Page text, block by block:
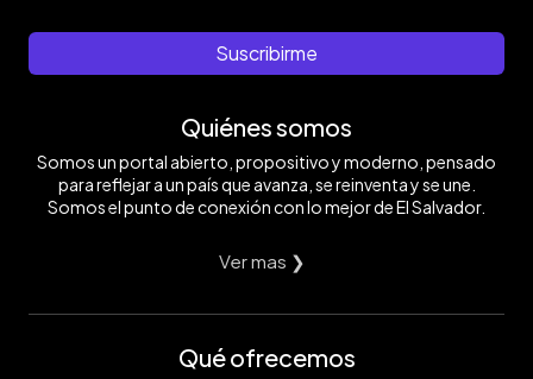
Suscribirme
Quiénes somos
Somos un portal abierto, propositivo y moderno, pensado
para reflejar a un país que avanza, se reinventa y se une.
Somos el punto de conexión con lo mejor de El Salvador.
Ver mas ❯
Qué ofrecemos